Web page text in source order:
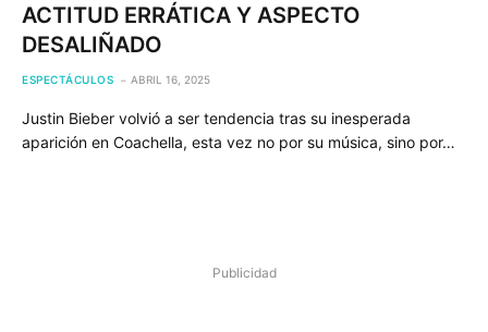
ACTITUD ERRÁTICA Y ASPECTO
DESALIÑADO
ESPECTÁCULOS ABRIL 16, 2025
Justin Bieber volvió a ser tendencia tras su inesperada
aparición en Coachella, esta vez no por su música, sino por…
Publicidad